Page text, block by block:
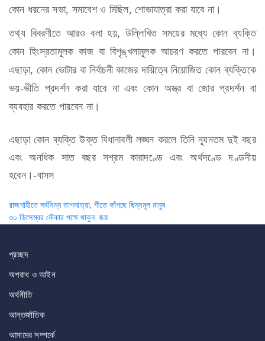
কোন ধরনের সভা, সমাবেশ ও মিছিল, শোভাযাত্রা করা যাবে না।
তথ্য বিবরণীতে আরও বলা হয়, উল্লিখিত সময়ের মধ্যে কোন ব্যক্তি
কোন হিংস্রতামূলক কাজ বা বিশৃঙ্খলামূলক আচরণ করতে পারবেন না।
এছাড়া, কোন ভোটার বা নির্বাচনী কাজের দায়িত্বে নিয়োজিত কোন ব্যক্তিকে
ভয়-ভীতি প্রদর্শন করা যাবে না এবং কোন অস্ত্র বা জোর প্রদর্শন বা
ব্যবহার করতে পারবেন না।
এছাড়া কোন ব্যক্তি উক্ত বিধানাবলী লঙ্ঘন করলে তিনি ন্যূনতম দুই বছর
এবং অনধিক সাত বছর সশ্রম কারাদণ্ডে এবং অর্থদণ্ডে দণ্ডনীয়
হবেন।-বাসস
Post
navigation
রাজশাহীতে সর্বনিম্ন তাপমাত্রা, শীতে কাঁপছে ছিন্নমূল মানুষ
৩০ ডিসেম্বর নৌকার পক্ষে থাকুন: জয়
প্রচ্ছদ
অপরাধ ও আইন
অর্থনীতি
আন্তর্জাতিক
আমাদের সম্পর্কে